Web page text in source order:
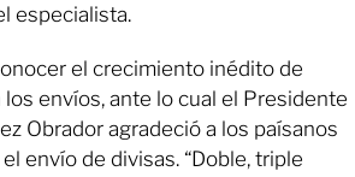
especialista.
el crecimiento inédito de
envíos, ante lo cual el Presidente
Obrador agradeció a los paísanos
envío de divisas. “Doble, triple